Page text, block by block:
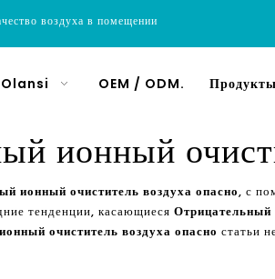
воздуха в помещении
OEM / ODM. Продукты
ионный
ионный очиститель воздуха опасно, с
тенденции, касающиеся Отрицательный
очиститель воздуха опасно статьи